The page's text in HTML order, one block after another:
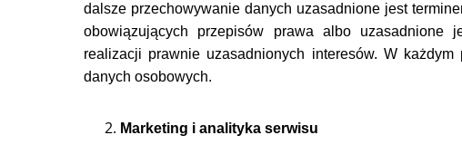
dalsze przechowywanie danych uzasadnione jest
obowiązujących przepisów prawa albo uzasadnione
realizacji prawnie uzasadnionych interesów. W
danych osobowych.
Marketing i analityka serwisu